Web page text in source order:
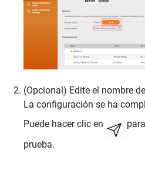
(Opcional) Edite el nombre
La configuración se ha
Puede hacer clic en
prueba.